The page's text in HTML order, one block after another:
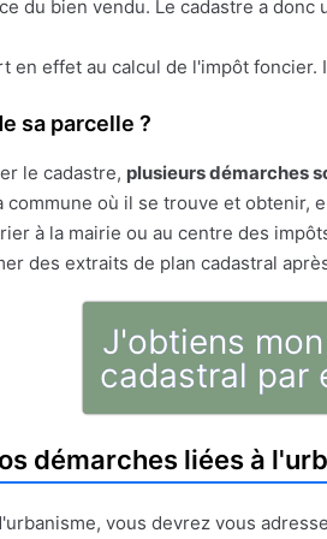
du bien vendu. Le cadastre a donc
en effet au calcul de l'impôt
sa parcelle ?
le cadastre, plusieurs démarches
où il se trouve et
à la mairie ou au centre des
des extraits de plan cadastral
J'obtiens
cadastral par
démarches liées à
vous devrez vous